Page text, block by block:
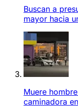
Buscan a
mayor hacia
Muere
caminadora